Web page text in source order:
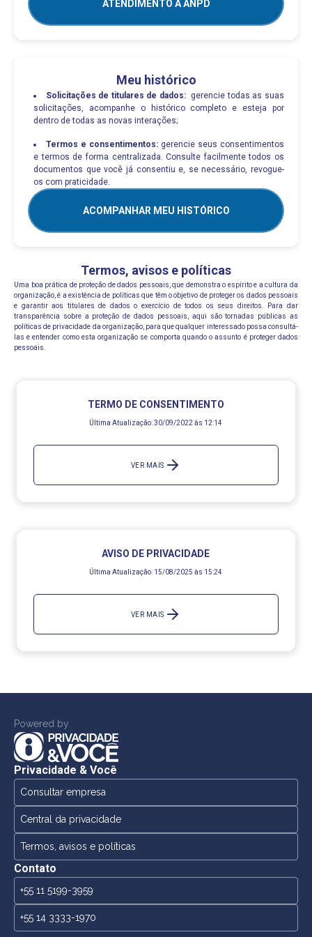
ATENDIMENTO À ANPD
Meu histórico
Solicitações de titulares de dados: gerencie todas as suas
solicitações, acompanhe o histórico completo e esteja por
dentro de todas as novas interações;
Termos e consentimentos: gerencie seus consentimentos
e termos de forma centralizada. Consulte facilmente todos os
documentos que você já consentiu e, se necessário, revogue-
os com praticidade.
ACOMPANHAR MEU HISTÓRICO
Termos, avisos e políticas
Uma boa prática de proteção de dados pessoais, que demonstra o espírito e a cultura da
organização, é a existência de políticas que têm o objetivo de proteger os dados pessoais
e garantir aos titulares de dados o exercício de todos os seus direitos. Para dar
transparência sobre a proteção de dados pessoais, aqui são tornadas públicas as
políticas de privacidade da organização, para que qualquer interessado possa consultá-
las e entender como esta organização se comporta quando o assunto é proteger dados
pessoais.
TERMO DE CONSENTIMENTO
Última Atualização: 30/09/2022 às 12:14
VER MAIS
AVISO DE PRIVACIDADE
Última Atualização: 15/08/2025 às 15:24
VER MAIS
Powered by
Privacidade & Você
Consultar empresa
Central da privacidade
Termos, avisos e políticas
Contato
+55 11 5199-3959
+55 14 3333-1970